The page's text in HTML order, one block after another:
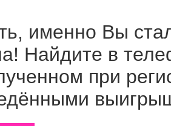
именно Вы
Найдите в
при